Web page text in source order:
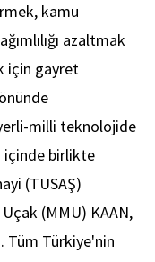
kamu
azaltmak
için gayret
yerli-milli teknolojide
içinde birlikte
(TUSAŞ)
(MMU) KAAN,
Tüm Türkiye'nin